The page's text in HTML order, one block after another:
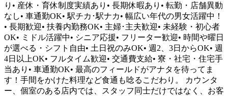
り• 産休・育休制度実績あり• 長期休暇あり• 転勤・店舗異動
なし• 車通勤OK• 駅チカ･駅ナカ• 幅広い年代の男女活躍中！
• 長期歓迎• 扶養内勤務OK• 主婦･主夫歓迎• 未経験・初心者
OK• ミドル活躍中• シニア応援• フリーター歓迎• 時間や曜日
が選べる・シフト自由• 土日祝のみOK• 週2、3日からOK• 週
4日以上OK• フルタイム歓迎• 交通費支給• 寮・社宅・住宅手
当あり• 車通勤OK• 最高のフィールドがアナタを待ってま
す！手間をかけた料理など食通も唸るこだわり。 カウンタ
ー、個室のある店内では、スタッフ同士だけではなく、お客